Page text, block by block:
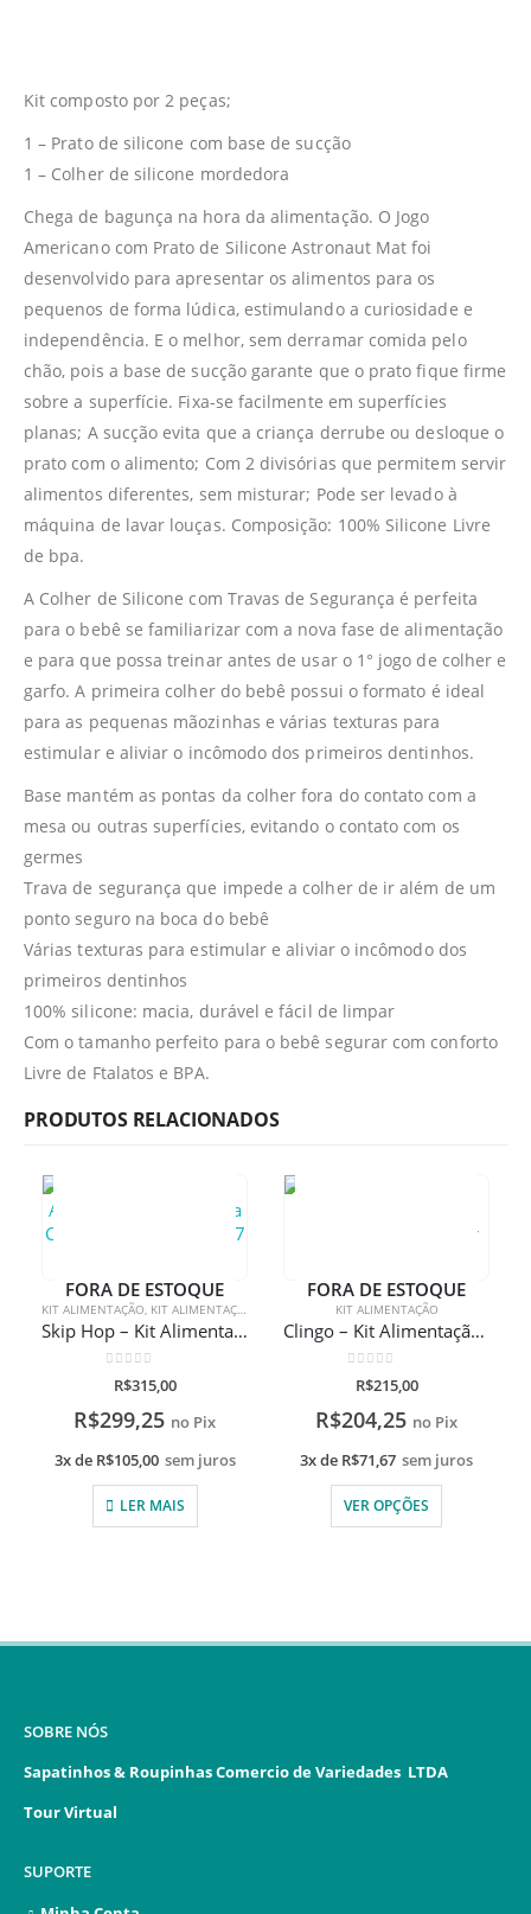
Kit composto por 2 peças;
1 – Prato de silicone com base de sucção
1 – Colher de silicone mordedora
Chega de bagunça na hora da alimentação. O Jogo
Americano com Prato de Silicone Astronaut Mat foi
desenvolvido para apresentar os alimentos para os
pequenos de forma lúdica, estimulando a curiosidade e
independência. E o melhor, sem derramar comida pelo
chão, pois a base de sucção garante que o prato fique firme
sobre a superfície. Fixa-se facilmente em superfícies
planas; A sucção evita que a criança derrube ou desloque o
prato com o alimento; Com 2 divisórias que permitem servir
alimentos diferentes, sem misturar; Pode ser levado à
máquina de lavar louças. Composição: 100% Silicone Livre
de bpa.
A Colher de Silicone com Travas de Segurança é perfeita
para o bebê se familiarizar com a nova fase de alimentação
e para que possa treinar antes de usar o 1° jogo de colher e
garfo. A primeira colher do bebê possui o formato é ideal
para as pequenas mãozinhas e várias texturas para
estimular e aliviar o incômodo dos primeiros dentinhos.
Base mantém as pontas da colher fora do contato com a
mesa ou outras superfícies, evitando o contato com os
germes
Trava de segurança que impede a colher de ir além de um
ponto seguro na boca do bebê
Várias texturas para estimular e aliviar o incômodo dos
primeiros dentinhos
100% silicone: macia, durável e fácil de limpar
Com o tamanho perfeito para o bebê segurar com conforto
Livre de Ftalatos e BPA.
PRODUTOS RELACIONADOS
FORA DE ESTOQUE
KIT ALIMENTAÇÃO, KIT ALIMENTAÇÃO
Skip Hop – Kit Alimentação Zoo Girafa Com Gravação A Laser 7 Peças
de 5
R$315,00
R$299,25 no Pix
3x de R$105,00 sem juros
LER MAIS
FORA DE ESTOQUE
KIT ALIMENTAÇÃO
Clingo – Kit Alimentação 3 Peças Com Gravação A Laser
de 5
R$215,00
R$204,25 no Pix
3x de R$71,67 sem juros
VER OPÇÕES
SOBRE NÓS
Sapatinhos & Roupinhas Comercio de Variedades LTDA
Tour Virtual
SUPORTE